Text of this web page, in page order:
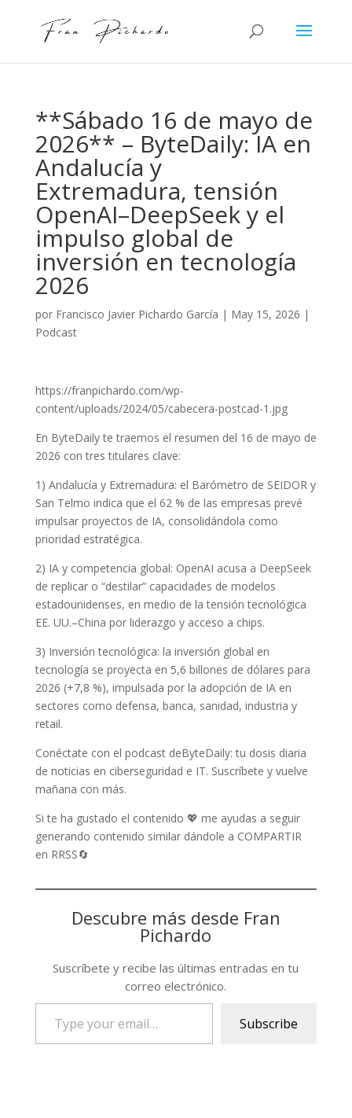
**Sábado 16 de mayo de
2026** – ByteDaily: IA en
Andalucía y
Extremadura, tensión
OpenAI–DeepSeek y el
impulso global de
inversión en tecnología
2026
por Francisco Javier Pichardo García | May 15, 2026 |
Podcast
https://franpichardo.com/wp-
content/uploads/2024/05/cabecera-postcad-1.jpg
En ByteDaily te traemos el resumen del 16 de mayo de
2026 con tres titulares clave:
1) Andalucía y Extremadura: el Barómetro de SEIDOR y
San Telmo indica que el 62 % de las empresas prevé
impulsar proyectos de IA, consolidándola como
prioridad estratégica.
2) IA y competencia global: OpenAI acusa a DeepSeek
de replicar o “destilar” capacidades de modelos
estadounidenses, en medio de la tensión tecnológica
EE. UU.–China por liderazgo y acceso a chips.
3) Inversión tecnológica: la inversión global en
tecnología se proyecta en 5,6 billones de dólares para
2026 (+7,8 %), impulsada por la adopción de IA en
sectores como defensa, banca, sanidad, industria y
retail.
Conéctate con el podcast deByteDaily: tu dosis diaria
de noticias en ciberseguridad e IT. Suscríbete y vuelve
mañana con más.
Si te ha gustado el contenido 💖 me ayudas a seguir
generando contenido similar dándole a COMPARTIR
en RRSS🔄
Descubre más desde Fran
Pichardo
Suscríbete y recibe las últimas entradas en tu
correo electrónico.
email…
Subscribe